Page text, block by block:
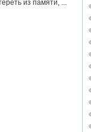
из памяти, ...